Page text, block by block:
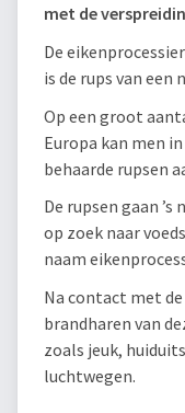
met de
De
is de rups van een
Op een groot
Europa kan men
behaarde rupsen
De rupsen gaan
op zoek naar
naam
Na contact met
brandharen van
zoals jeuk,
luchtwegen.